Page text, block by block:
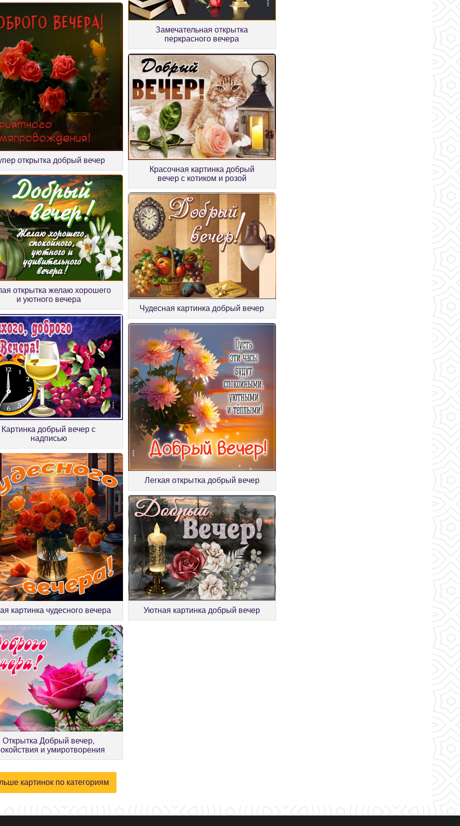
Замечательная открытка
перкрасного вечера
открытка добрый вечер
Красочная картинка добрый
вечер с котиком и розой
открытка желаю хорошего
и уютного вечера
Чудесная картинка добрый вечер
Картинка добрый вечер с
надписью
Легкая открытка добрый вечер
картинка чудесного вечера Уютная картинка добрый вечер
Открытка Добрый вечер,
и умиротворения
картинок по категориям